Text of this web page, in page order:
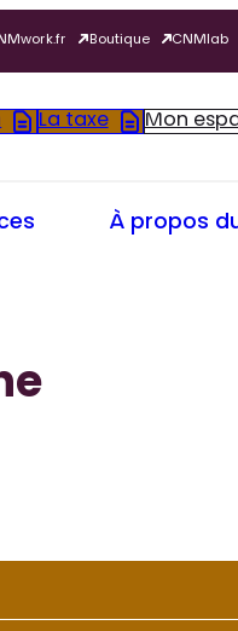
Boutique CNMlab
La taxe Mon
À propos